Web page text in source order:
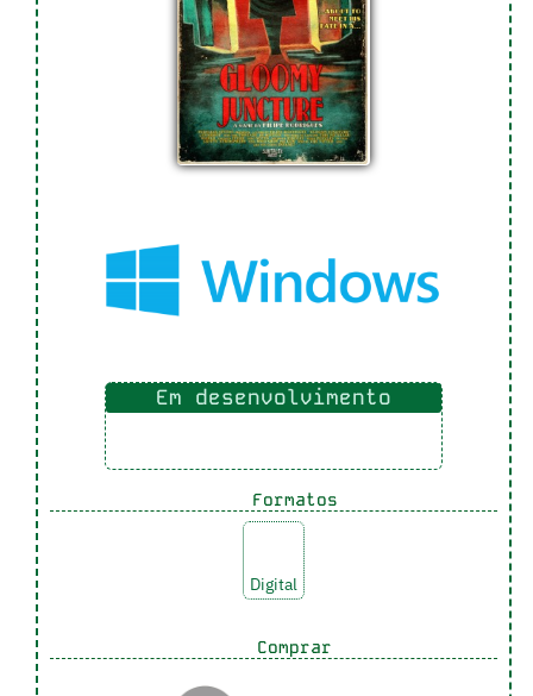
Em desenvolvimento
Formatos
Digital
Comprar